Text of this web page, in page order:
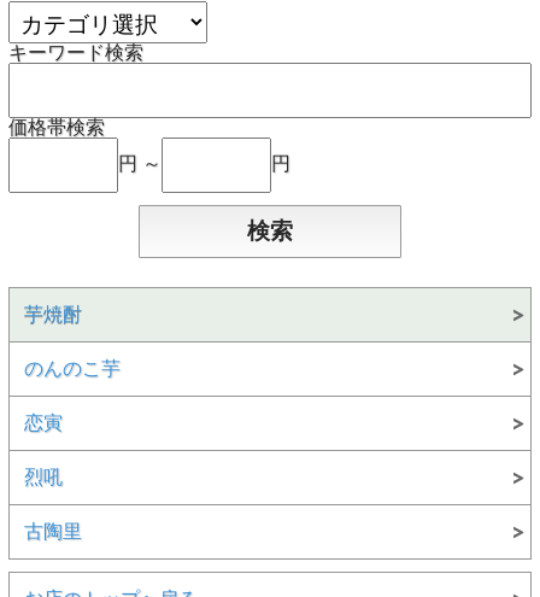
キーワード検索
価格帯検索
円 ～
円
芋焼酎
のんのこ芋
恋寅
烈吼
古陶里